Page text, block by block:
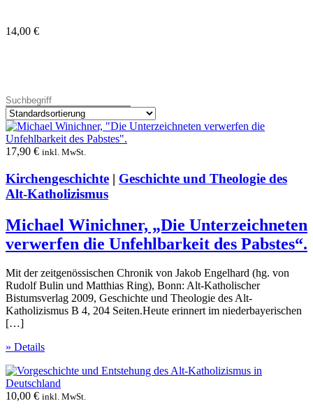
14,00 €
17,90 € inkl. MwSt.
Kirchengeschichte | Geschichte und Theologie des
Alt-Katholizismus
Michael Winichner, „Die Unterzeichneten
verwerfen die Unfehlbarkeit des Pabstes“.
Mit der zeitgenössischen Chronik von Jakob Engelhard (hg. von
Rudolf Bulin und Matthias Ring), Bonn: Alt-Katholischer
Bistumsverlag 2009, Geschichte und Theologie des Alt-
Katholizismus B 4, 204 Seiten.Heute erinnert im niederbayerischen
[…]
» Details
10,00 € inkl. MwSt.